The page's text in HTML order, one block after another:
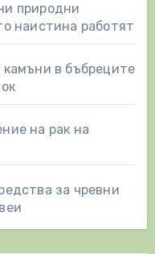
природни
наистина работят
в бъбреците
на рак на
за чревни